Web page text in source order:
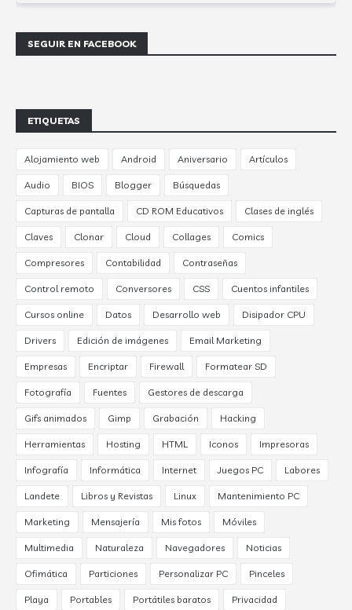
SEGUIR EN FACEBOOK
ETIQUETAS
Alojamiento web Android Aniversario Artículos
Audio BIOS Blogger Búsquedas
Capturas de pantalla CD ROM Educativos Clases de inglés
Claves Clonar Cloud Collages Comics
Compresores Contabilidad Contraseñas
Control remoto Conversores CSS Cuentos infantiles
Cursos online Datos Desarrollo web Disipador CPU
Drivers Edición de imágenes Email Marketing
Empresas Encriptar Firewall Formatear SD
Fotografía Fuentes Gestores de descarga
Gifs animados Gimp Grabación Hacking
Herramientas Hosting HTML Iconos Impresoras
Infografía Informática Internet Juegos PC Labores
Landete Libros y Revistas Linux Mantenimiento PC
Marketing Mensajería Mis fotos Móviles
Multimedia Naturaleza Navegadores Noticias
Ofimática Particiones Personalizar PC Pinceles
Playa Portables Portátiles baratos Privacidad